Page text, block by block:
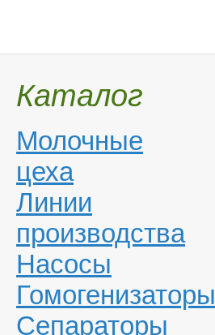
Каталог
Молочные
цеха
Линии
производства
Насосы
Гомогенизаторы
Сепараторы